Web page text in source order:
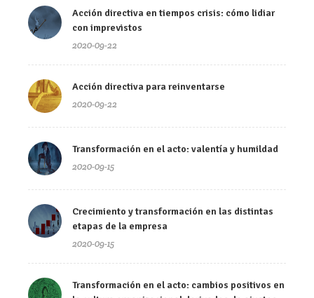
Acción directiva en tiempos crisis: cómo lidiar
con imprevistos
2020-09-22
Acción directiva para reinventarse
2020-09-22
Transformación en el acto: valentía y humildad
2020-09-15
Crecimiento y transformación en las distintas
etapas de la empresa
2020-09-15
Transformación en el acto: cambios positivos en